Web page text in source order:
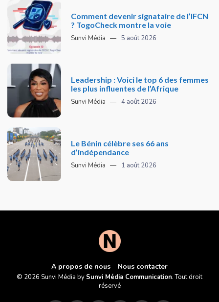
Comment devenir signataire de l’IFCN
? TogoCheck montre la voie
Sunvi Média 5 août 2026
Leadership : Voici le top 6 des femmes
les plus influentes de l’Afrique
Sunvi Média 4 août 2026
Le Bénin célèbre ses 66 ans
d’indépendance
Sunvi Média 1 août 2026
A propos de nous Nous contacter
© 2026 Sunvi Média by Sunvi Média Communication. Tout droit
réservé